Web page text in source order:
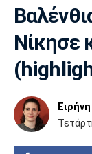
AUTO-
Super
Super
Γ Εθνική
Ελλάδα
Μπάσκετ
Ελλάδα
Εθνική
Βόλεϊ
Πόλο
Νίκησε